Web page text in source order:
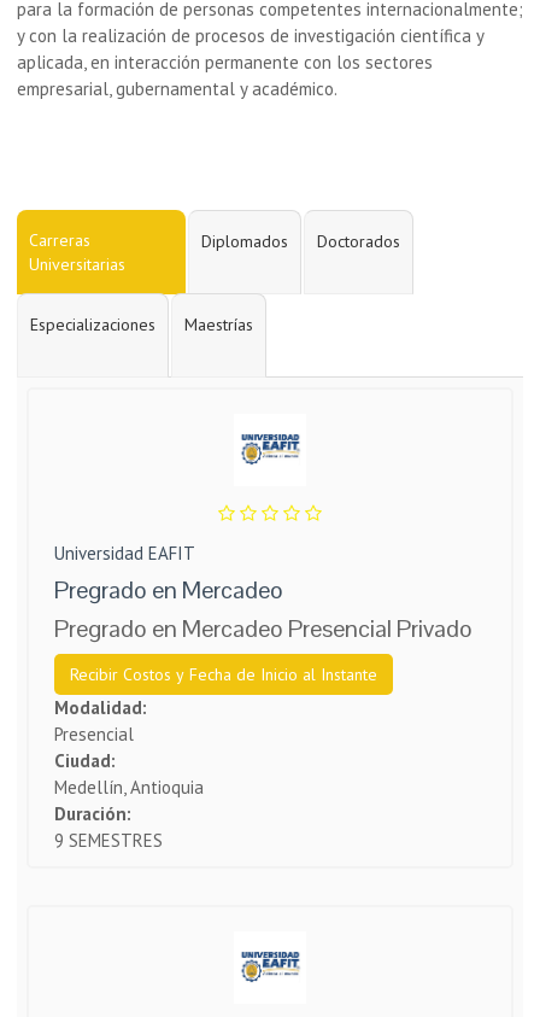
para la formación de personas competentes internacionalmente;
y con la realización de procesos de investigación científica y
aplicada, en interacción permanente con los sectores
empresarial, gubernamental y académico.
Carreras
Universitarias
Diplomados Doctorados
Especializaciones Maestrías
Universidad EAFIT
Pregrado en Mercadeo
Pregrado en Mercadeo Presencial Privado
Recibir Costos y Fecha de Inicio al Instante
Modalidad:
Presencial
Ciudad:
Medellín, Antioquia
Duración:
9 SEMESTRES